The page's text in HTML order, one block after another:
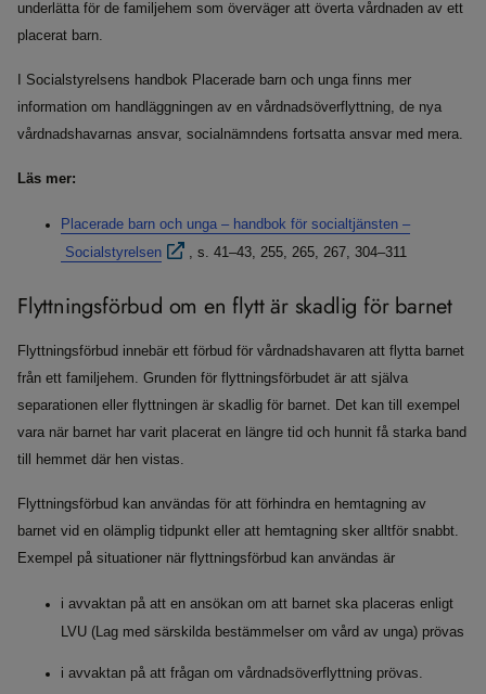
underlätta för de familjehem som överväger att överta vårdnaden av ett
placerat barn.
I Socialstyrelsens handbok Placerade barn och unga finns mer
information om handläggningen av en vårdnadsöverflyttning, de nya
vårdnadshavarnas ansvar, socialnämndens fortsatta ansvar med mera.
Läs mer:
Placerade barn och unga – handbok för socialtjänsten –
Socialstyrelsen
, s. 41–43, 255, 265, 267, 304–311
Flyttningsförbud om en flytt är skadlig för barnet
Flyttningsförbud innebär ett förbud för vårdnadshavaren att flytta barnet
från ett familjehem. Grunden för flyttningsförbudet är att själva
separationen eller flyttningen är skadlig för barnet. Det kan till exempel
vara när barnet har varit placerat en längre tid och hunnit få starka band
till hemmet där hen vistas.
Flyttningsförbud kan användas för att förhindra en hemtagning av
barnet vid en olämplig tidpunkt eller att hemtagning sker alltför snabbt.
Exempel på situationer när flyttningsförbud kan användas är
i avvaktan på att en ansökan om att barnet ska placeras enligt
LVU (Lag med särskilda bestämmelser om vård av unga) prövas
i avvaktan på att frågan om vårdnadsöverflyttning prövas.